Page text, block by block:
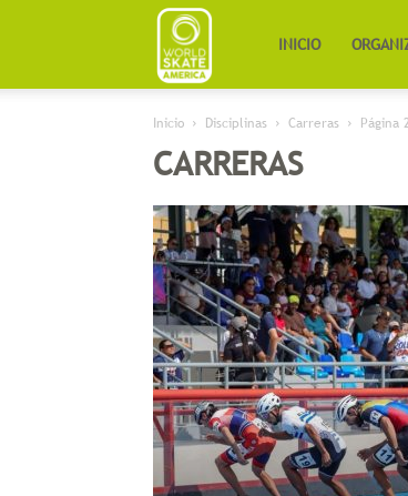
Worldskate
America
INICIO
Inicio Disciplinas Carreras Página
CARRERAS